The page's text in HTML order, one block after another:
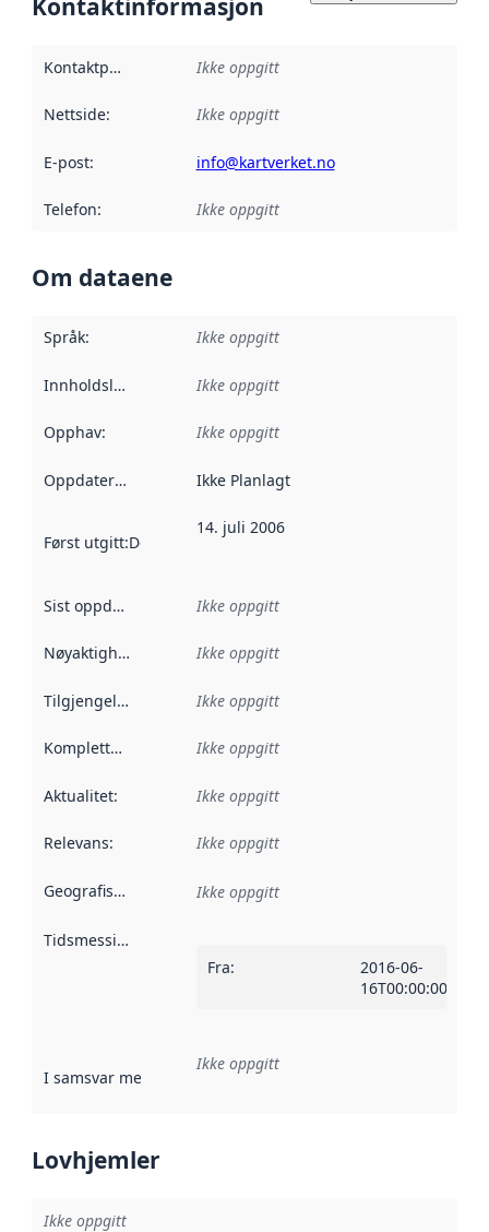
Kontaktinformasjon
Kontaktpunkt Ikke oppgitt
Nettside: Ikke oppgitt
E-post: info@kartverket.no
Telefon: Ikke oppgitt
Om dataene
Språk: Ikke oppgitt
Innholdsleverandører :
Ikke oppgitt
Opphav: Ikke oppgitt
Oppdateringsfrekvens :
Ikke Planlagt
Først utgitt:Denne datoen sier når dataene i dette
14. juli 2006
Sist oppdatert Ikke oppgitt
Nøyaktighet Ikke oppgitt
Tilgjengelighet Ikke oppgitt
Kompletthet Ikke oppgitt
Aktualitet: Ikke oppgitt
Relevans: Ikke oppgitt
Geografisk avgrensning :
Ikke oppgitt
Tidsmessig avgrensning
Fra:
2016-06-
16T00:00:00Z
I samsvar med Referanse til en implementasjonsregel
Ikke oppgitt
Lovhjemler
Ikke oppgitt